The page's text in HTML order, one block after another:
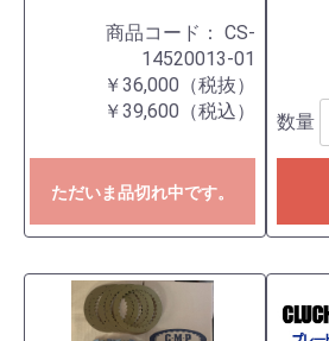
商品コード： CS-
14520013-01
￥36,000（税抜）
￥39,600（税込）
ただいま品切れ中です。
数量